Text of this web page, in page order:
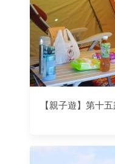
【親子遊】第十